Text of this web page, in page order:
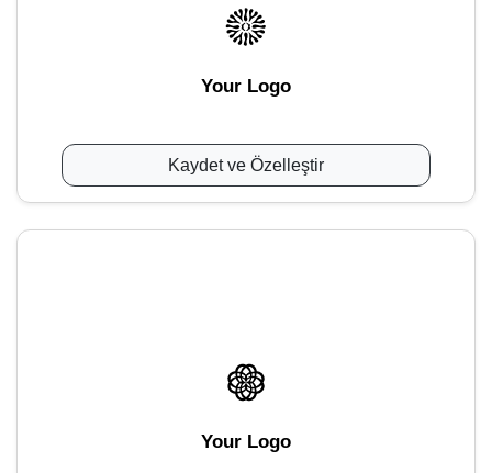
Your Logo
Kaydet ve Özelleştir
Your Logo